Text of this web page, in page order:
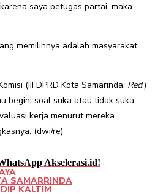
saya petugas partai, maka
memilihnya adalah masyarakat,
(III DPRD Kota Samarinda, Red.)
begini soal suka atau tidak suka
kerja menurut mereka
(dwi/re)
Akselerasi.id!
SAMARRINDA
KALTIM